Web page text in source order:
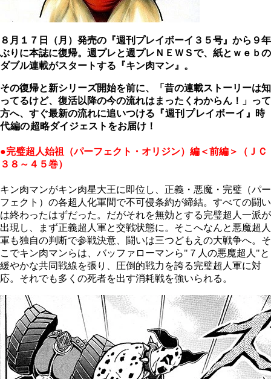
８月１７日（月）発売の『週刊プレイボーイ３５号』から９年
ぶりに本誌に復帰。週プレと週プレＮＥＷＳで、紙とｗｅｂの
ダブル連載がスタートする『キン肉マン』。
その復帰と新シリーズ開始を前に、「昔の連載ストーリーは知
ってるけど、復活以降の今の流れはまったくわからん！」って
方へ、すぐ最新の流れに追いつける 『週刊プレイボーイ』時
代編の超略ダイジェストをお届け！
●完璧超人始祖（パーフェクト・オリジン）編＜前編＞（ＪＣ
３８～４５巻）
キン肉マンがキン肉星大王に即位し、正義・悪魔・完璧（パー
フェクト）の各超人化軍間で不可侵条約が締結。すべての闘い
は終わったはずだった。だがそれを無効とする完璧超人一派が
出現し、まず正義超人軍と交戦状態に。そこへなんと悪魔超人
軍も独自の判断で参戦決意、闘いは三つどもえの大戦争へ。そ
こでキン肉マンらは、バッファローマンら"７人の悪魔超人"と
緩やかな共同戦線を張り、圧倒的戦力を誇る完璧超人軍に対
応。それでも多くの死者を出す消耗戦を強いられる。